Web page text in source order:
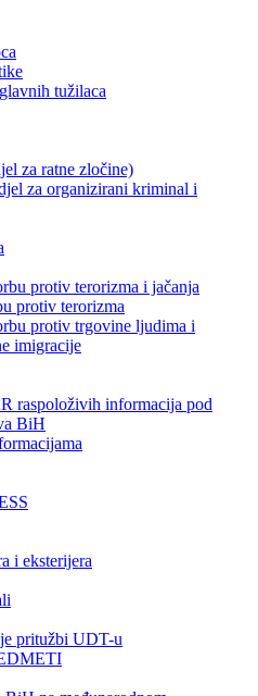
tužilaca
za ratne zločine)
za organizirani kriminal i
protiv terorizma i jačanja
protiv terorizma
protiv trgovine ljudima i
imigracije
raspoloživih informacija pod
BiH
i eksterijera
pritužbi UDT-u